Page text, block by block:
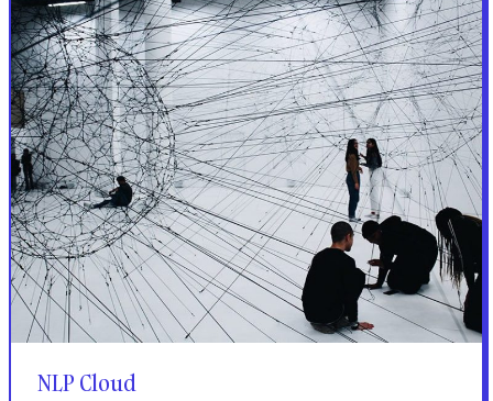
NLP Cloud
Cloud